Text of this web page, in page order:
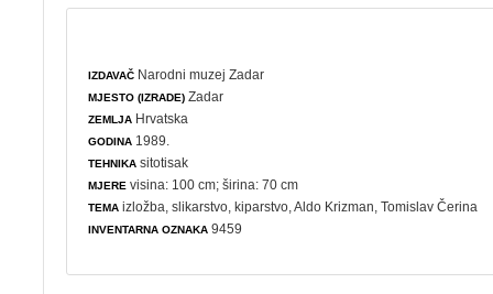
IZDAVAČ Narodni muzej Zadar
MJESTO (IZRADE) Zadar
ZEMLJA Hrvatska
GODINA 1989.
TEHNIKA sitotisak
MJERE visina: 100 cm; širina: 70 cm
TEMA izložba ,slikarstvo ,kiparstvo , Aldo Krizman, Tomislav Čerina
INVENTARNA OZNAKA 9459